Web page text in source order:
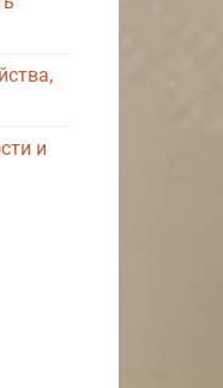
и